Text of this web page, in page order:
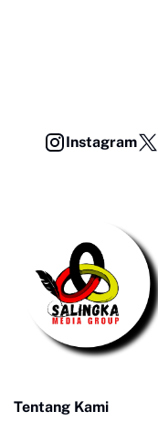
Instagram
Tentang Kami